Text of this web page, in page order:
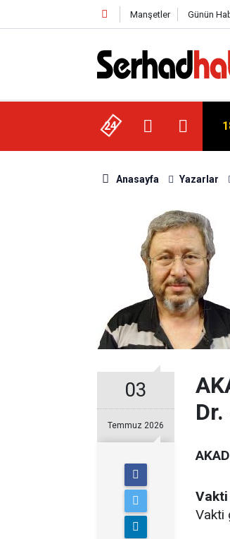
Manşetler Günün
24
Ayhan Bayram’dan Davut Tatar’a Ziyaret
Anasayfa Yazarlar
03
Temmuz 2026
Vakti